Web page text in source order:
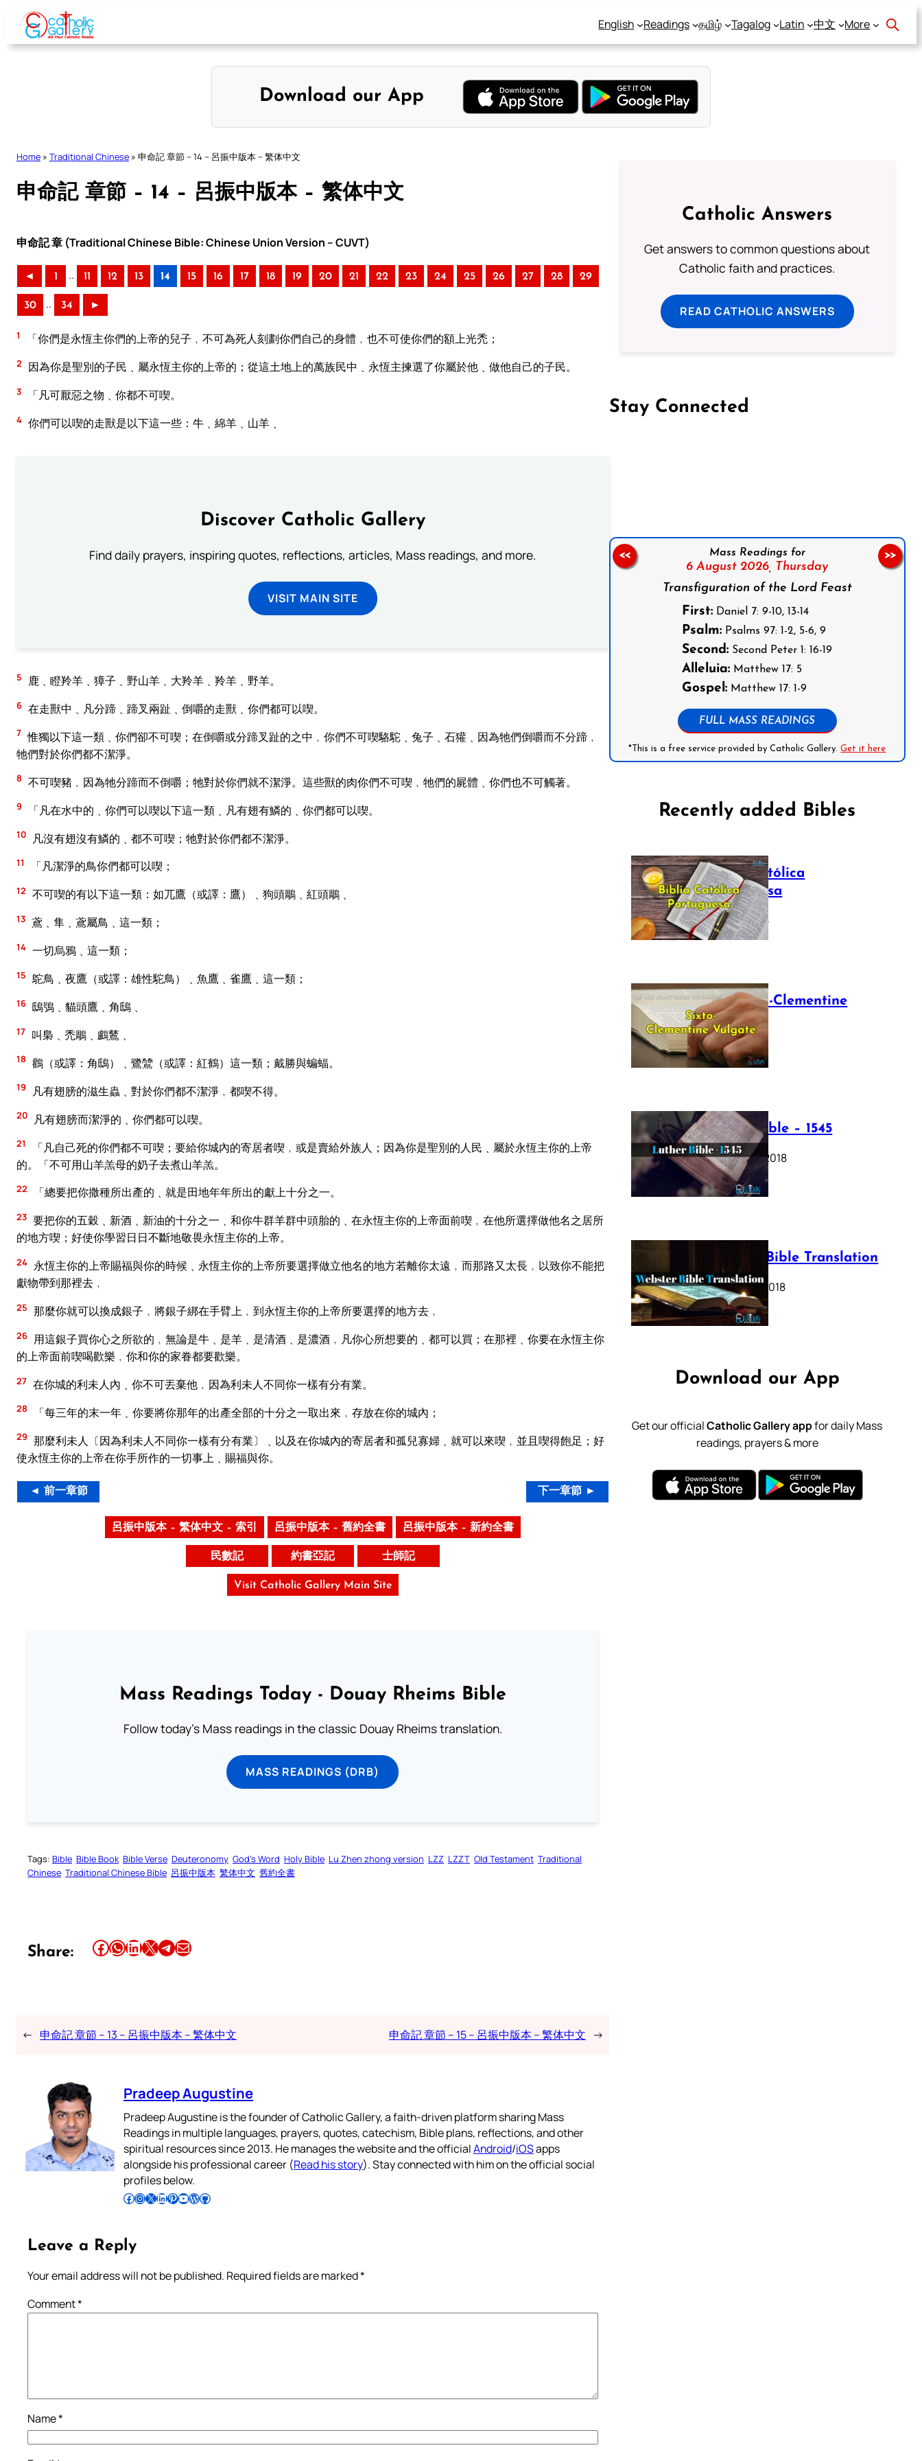
Skip
content
English Readings தமிழ் Tagalog Latin 中文 More
Download our App
Home » Traditional Chinese » 申命記 章節 – 14 – 呂振中版本 – 繁体中文
申命記 章節 – 14 – 呂振中版本 – 繁体中文
申命記 章 (Traditional Chinese Bible: Chinese Union Version – CUVT)
◄ 1 .. 11 12 13 14 15 16 17 18 19 20 21 22 23 24 25 26 27 28 29
30 .. 34 ►
1 「你們是永恆主你們的上帝的兒子﹐不可為死人刻劃你們自己的身體﹐也不可使你們的額上光禿；
2 因為你是聖別的子民﹑屬永恆主你的上帝的；從這土地上的萬族民中﹑永恆主揀選了你屬於他﹑做他自己的子民。
3 「凡可厭惡之物﹑你都不可喫。
4 你們可以喫的走獸是以下這一些：牛﹑綿羊﹑山羊﹑
Discover Catholic Gallery
Find daily prayers, inspiring quotes, reflections, articles, Mass readings, and more.
VISIT MAIN SITE
5 鹿﹑瞪羚羊﹑獐子﹑野山羊﹑大羚羊﹑羚羊﹑野羊。
6 在走獸中﹑凡分蹄﹑蹄叉兩趾﹑倒嚼的走獸﹑你們都可以喫。
7 惟獨以下這一類﹑你們卻不可喫；在倒嚼或分蹄叉趾的之中﹐你們不可喫駱駝﹑兔子﹑石獾﹑因為牠們倒嚼而不分蹄﹐
牠們對於你們都不潔淨。
8 不可喫豬﹐因為牠分蹄而不倒嚼；牠對於你們就不潔淨。這些獸的肉你們不可喫﹐牠們的屍體﹑你們也不可觸著。
9 「凡在水中的﹑你們可以喫以下這一類﹑凡有翅有鱗的﹑你們都可以喫。
10 凡沒有翅沒有鱗的﹑都不可喫；牠對於你們都不潔淨。
11 「凡潔淨的鳥你們都可以喫；
12 不可喫的有以下這一類：如兀鷹（或譯：鷹）﹑狗頭鵰﹑紅頭鵰﹑
13 鳶﹑隼﹑鳶屬鳥﹑這一類；
14 一切烏鴉﹑這一類；
15 鴕鳥﹑夜鷹（或譯：雄性駝鳥）﹑魚鷹﹑雀鷹﹑這一類；
16 鴟鴞﹑貓頭鷹﹑角鴟﹑
17 叫梟﹑禿鵰﹑鸕鶿﹑
18 鸛（或譯：角鴟）﹑鷺鷥（或譯：紅鶴）這一類；戴勝與蝙蝠。
19 凡有翅膀的滋生蟲﹑對於你們都不潔淨﹐都喫不得。
20 凡有翅膀而潔淨的﹑你們都可以喫。
21
「凡自己死的你們都不可喫；要給你城內的寄居者喫﹐或是賣給外族人；因為你是聖別的人民﹑屬於永恆主你的上帝
的。「不可用山羊羔母的奶子去煮山羊羔。
22 「總要把你撒種所出產的﹑就是田地年年所出的獻上十分之一。
23 要把你的五穀﹑新酒﹑新油的十分之一﹑和你牛群羊群中頭胎的﹑在永恆主你的上帝面前喫﹐在他所選擇做他名之居所
的地方喫；好使你學習日日不斷地敬畏永恆主你的上帝。
24 永恆主你的上帝賜福與你的時候﹑永恆主你的上帝所要選擇做立他名的地方若離你太遠﹐而那路又太長﹐以致你不能把
獻物帶到那裡去﹐
25 那麼你就可以換成銀子﹐將銀子綁在手臂上﹐到永恆主你的上帝所要選擇的地方去﹐
26 用這銀子買你心之所欲的﹐無論是牛﹑是羊﹑是清酒﹑是濃酒﹐凡你心所想要的﹑都可以買；在那裡﹑你要在永恆主你
的上帝面前喫喝歡樂﹐你和你的家眷都要歡樂。
27 在你城的利未人內﹑你不可丟棄他﹐因為利未人不同你一樣有分有業。
28 「每三年的末一年﹑你要將你那年的出產全部的十分之一取出來﹐存放在你的城內；
29 那麼利未人〔因為利未人不同你一樣有分有業〕﹑以及在你城內的寄居者和孤兒寡婦﹑就可以來喫﹐並且喫得飽足；好
使永恆主你的上帝在你手所作的一切事上﹑賜福與你。
◄ 前一章節 下一章節 ►
呂振中版本 – 繁体中文 – 索引 呂振中版本 – 舊約全書 呂振中版本 – 新約全書
民數記 約書亞記 士師記
Visit Catholic Gallery Main Site
Mass Readings Today - Douay Rheims Bible
Follow today's Mass readings in the classic Douay Rheims translation.
MASS READINGS (DRB)
Tags: Bible Bible Book Bible Verse Deuteronomy God’s Word Holy Bible Lu Zhen zhong version LZZ LZZT Old Testament Traditional
Chinese Traditional Chinese Bible 呂振中版本 繁体中文 舊約全書
Share: Share this article on Facebook Share this article on WhatsApp Share this article on LinkedIn Share this article on X Share this article on TelegramEmail this Article
← 申命記 章節 – 13 – 呂振中版本 – 繁体中文 申命記 章節 – 15 – 呂振中版本 – 繁体中文 →
Pradeep Augustine
Pradeep Augustine is the founder of Catholic Gallery, a faith-driven platform sharing Mass
Readings in multiple languages, prayers, quotes, catechism, Bible plans, reflections, and other
spiritual resources since 2013. He manages the website and the officialAndroid/iOSapps
alongside his professional career (Read his story). Stay connected with him on the official social
profiles below.
Follow Pradeep on Facebook Follow Pradeep on InstagramFollow Pradeep on X Follow Pradeep on LinkedIn Follow Pradeep on Pinterest Subscribe to Pradeep’s Youtube Channel Follow Pradeep on WordPress Follow Pradeep on GitHub
Leave a Reply
Your email address will not be published. Required fields are marked*
Comment*
Name*
Catholic Answers
Get answers to common questions about
Catholic faith and practices.
READ CATHOLIC ANSWERS
Stay Connected
Mass Readings for
6 August 2026, Thursday
Transfiguration of the Lord Feast
First: Daniel 7: 9-10, 13-14
Psalm: Psalms 97: 1-2, 5-6, 9
Second: Second Peter 1: 16-19
Alleluia: Matthew 17: 5
Gospel: Matthew 17: 1-9
FULL MASS READINGS
*This is a free service provided by Catholic Gallery.Get it here
<< >>
Recently added Bibles
Bíblia Católica
Portuguesa
July 16, 2025
The Sixto-Clementine
Vulgate
July 12, 2025
Luther Bible – 1545
October 17, 2018
Webster Bible Translation
October 11, 2018
Download our App
Get our officialCatholic Gallery appfor daily Mass
readings, prayers & more